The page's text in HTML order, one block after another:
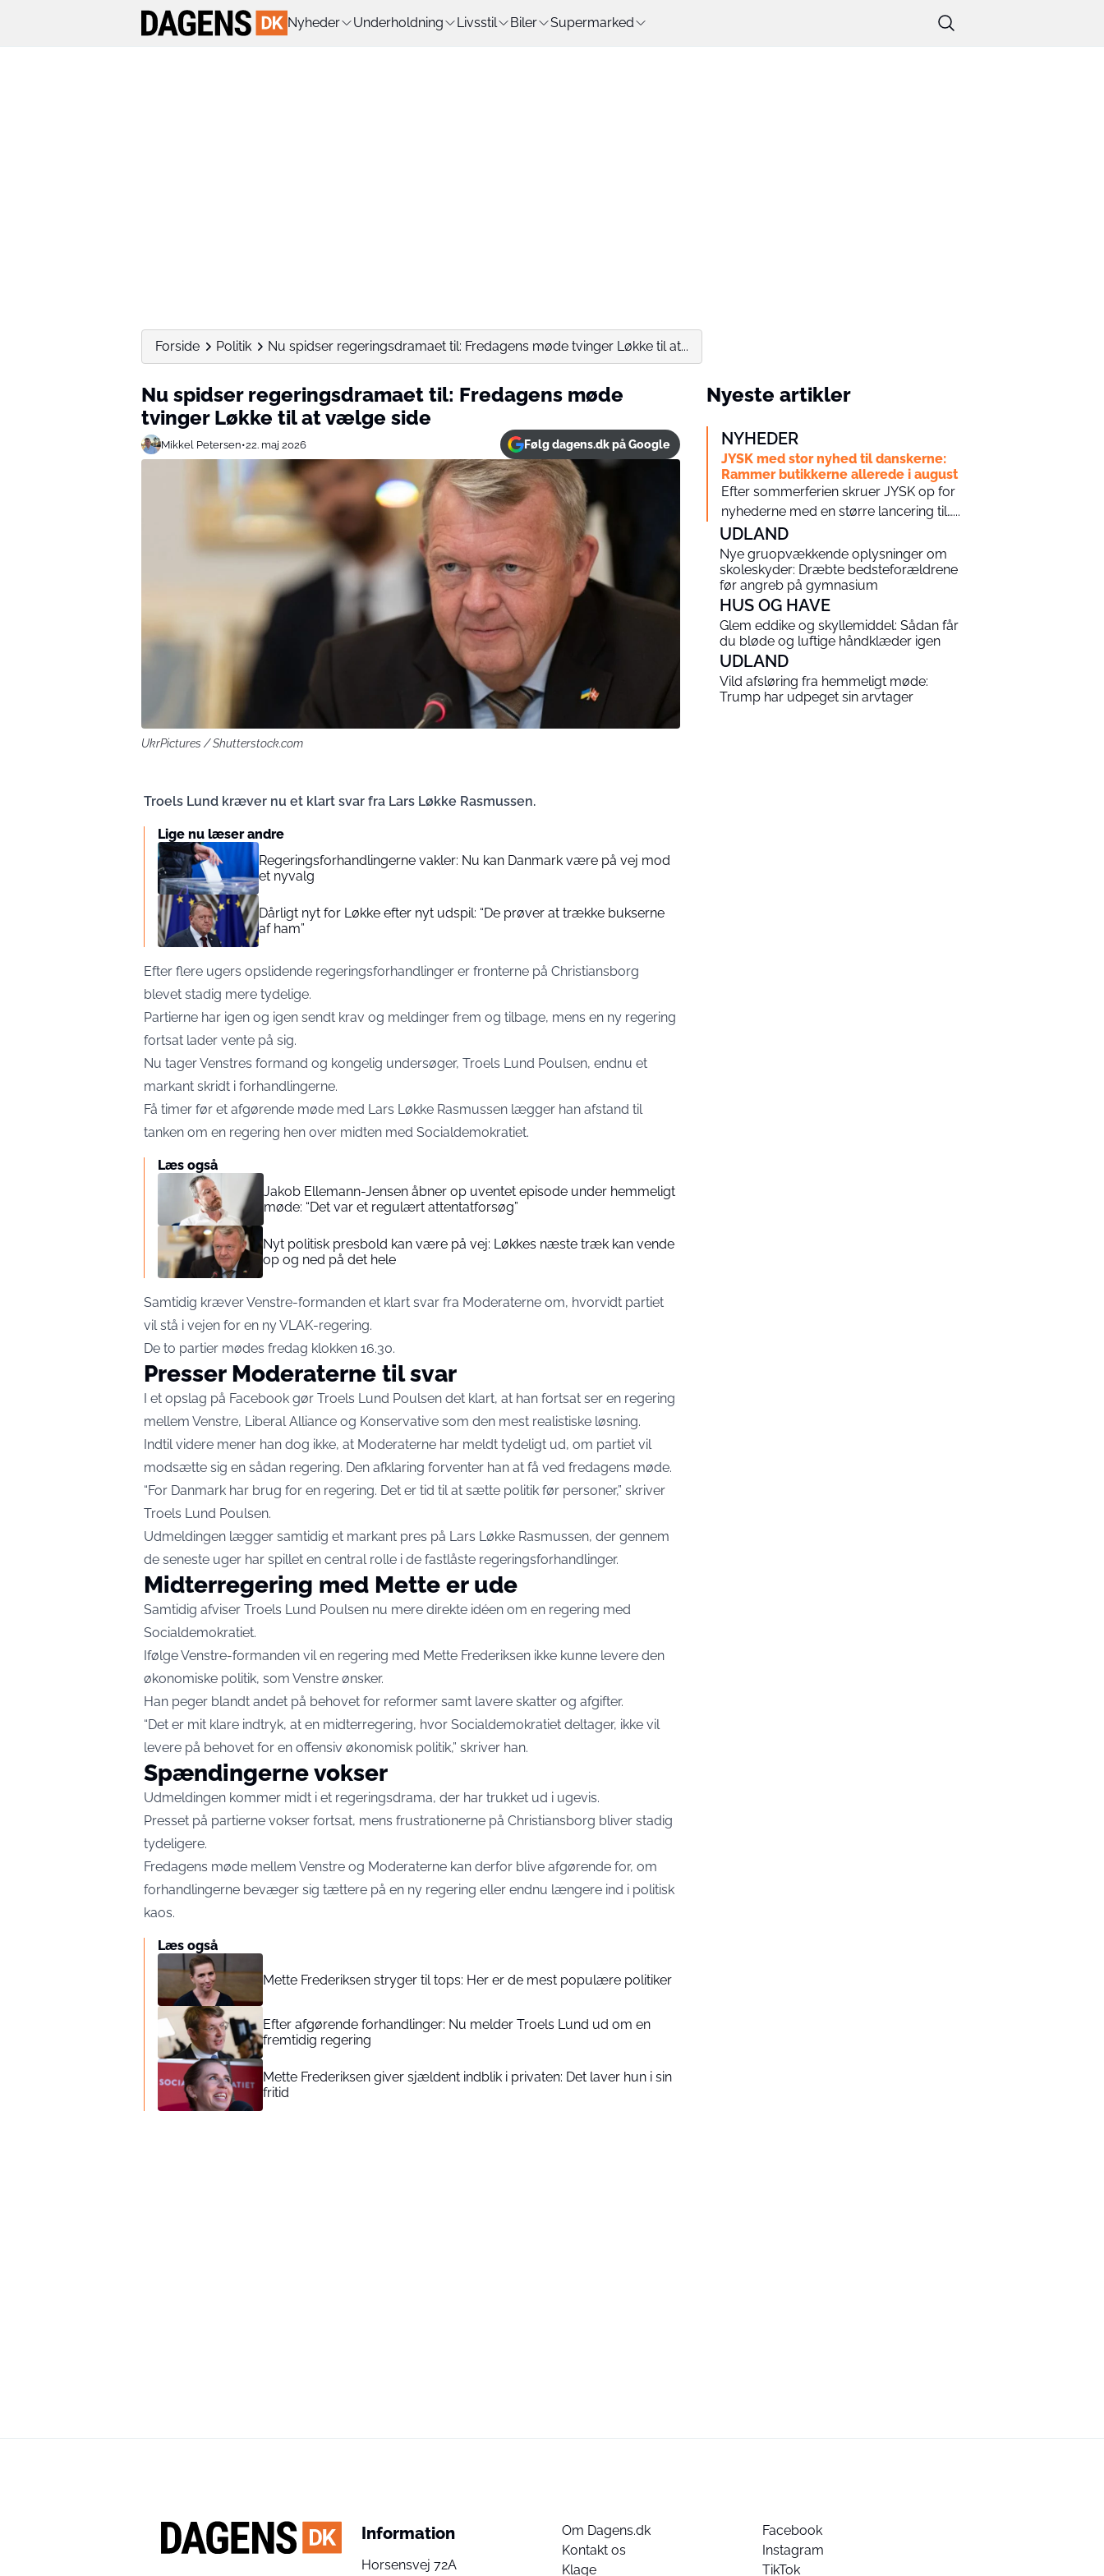
Nyheder Underholdning Livsstil Biler Supermarked
Forside Politik Nu spidser regeringsdramaet til: Fredagens møde tvinger Løkke til at...
Nu spidser regeringsdramaet til: Fredagens møde
tvinger Løkke til at vælge side
Mikkel Petersen•22. maj 2026 Følg dagens.dk på Google
UkrPictures / Shutterstock.com
Troels Lund kræver nu et klart svar fra Lars Løkke Rasmussen.
Lige nu læser andre
Regeringsforhandlingerne vakler: Nu kan Danmark være på vej mod
et nyvalg
Dårligt nyt for Løkke efter nyt udspil: “De prøver at trække bukserne
af ham”
Efter flere ugers opslidende regeringsforhandlinger er fronterne på Christiansborg
blevet stadig mere tydelige.
Partierne har igen og igen sendt krav og meldinger frem og tilbage, mens en ny regering
fortsat lader vente på sig.
Nu tager Venstres formand og kongelig undersøger, Troels Lund Poulsen, endnu et
markant skridt i forhandlingerne.
Få timer før et afgørende møde med Lars Løkke Rasmussen lægger han afstand til
tanken om en regering hen over midten med Socialdemokratiet.
Læs også
Jakob Ellemann-Jensen åbner op uventet episode under hemmeligt
møde: “Det var et regulært attentatforsøg”
Nyt politisk presbold kan være på vej: Løkkes næste træk kan vende
op og ned på det hele
Samtidig kræver Venstre-formanden et klart svar fra Moderaterne om, hvorvidt partiet
vil stå i vejen for en ny VLAK-regering.
De to partier mødes fredag klokken 16.30.
Presser Moderaterne til svar
I et opslag på Facebook gør Troels Lund Poulsen det klart, at han fortsat ser en regering
mellem Venstre, Liberal Alliance og Konservative som den mest realistiske løsning.
Indtil videre mener han dog ikke, at Moderaterne har meldt tydeligt ud, om partiet vil
modsætte sig en sådan regering. Den afklaring forventer han at få ved fredagens møde.
“For Danmark har brug for en regering. Det er tid til at sætte politik før personer,” skriver
Troels Lund Poulsen.
Udmeldingen lægger samtidig et markant pres på Lars Løkke Rasmussen, der gennem
de seneste uger har spillet en central rolle i de fastlåste regeringsforhandlinger.
Midterregering med Mette er ude
Samtidig afviser Troels Lund Poulsen nu mere direkte idéen om en regering med
Socialdemokratiet.
Ifølge Venstre-formanden vil en regering med Mette Frederiksen ikke kunne levere den
økonomiske politik, som Venstre ønsker.
Han peger blandt andet på behovet for reformer samt lavere skatter og afgifter.
“Det er mit klare indtryk, at en midterregering, hvor Socialdemokratiet deltager, ikke vil
levere på behovet for en offensiv økonomisk politik,” skriver han.
Spændingerne vokser
Udmeldingen kommer midt i et regeringsdrama, der har trukket ud i ugevis.
Presset på partierne vokser fortsat, mens frustrationerne på Christiansborg bliver stadig
tydeligere.
Fredagens møde mellem Venstre og Moderaterne kan derfor blive afgørende for, om
forhandlingerne bevæger sig tættere på en ny regering eller endnu længere ind i politisk
kaos.
Læs også
Mette Frederiksen stryger til tops: Her er de mest populære politiker
Efter afgørende forhandlinger: Nu melder Troels Lund ud om en
fremtidig regering
Mette Frederiksen giver sjældent indblik i privaten: Det laver hun i sin
fritid
Nyeste artikler
NYHEDER
JYSK med stor nyhed til danskerne:
Rammer butikkerne allerede i august
Efter sommerferien skruer JYSK op for
nyhederne med en større lancering til…...
UDLAND
Nye gruopvækkende oplysninger om
skoleskyder: Dræbte bedsteforældrene
før angreb på gymnasium
HUS OG HAVE
Glem eddike og skyllemiddel: Sådan får
du bløde og luftige håndklæder igen
UDLAND
Vild afsløring fra hemmeligt møde:
Trump har udpeget sin arvtager
Information
Horsensvej 72A
Om Dagens.dk
Kontakt os
Klage
Facebook
Instagram
TikTok